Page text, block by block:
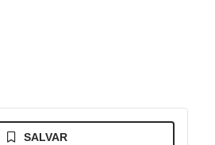
SALVAR